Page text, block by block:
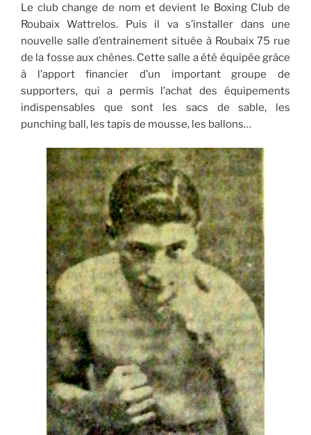
Le club change de nom et devient le Boxing Club de
Roubaix Wattrelos. Puis il va s’installer dans une
nouvelle salle d’entrainement située à Roubaix 75 rue
de la fosse aux chênes. Cette salle a été équipée grâce
à l’apport financier d’un important groupe de
supporters, qui a permis l’achat des équipements
indispensables que sont les sacs de sable, les
punching ball, les tapis de mousse, les ballons…